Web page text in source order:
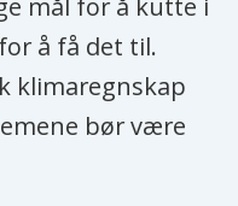
mål for å kutte i
å få det til.
klimaregnskap
bør være